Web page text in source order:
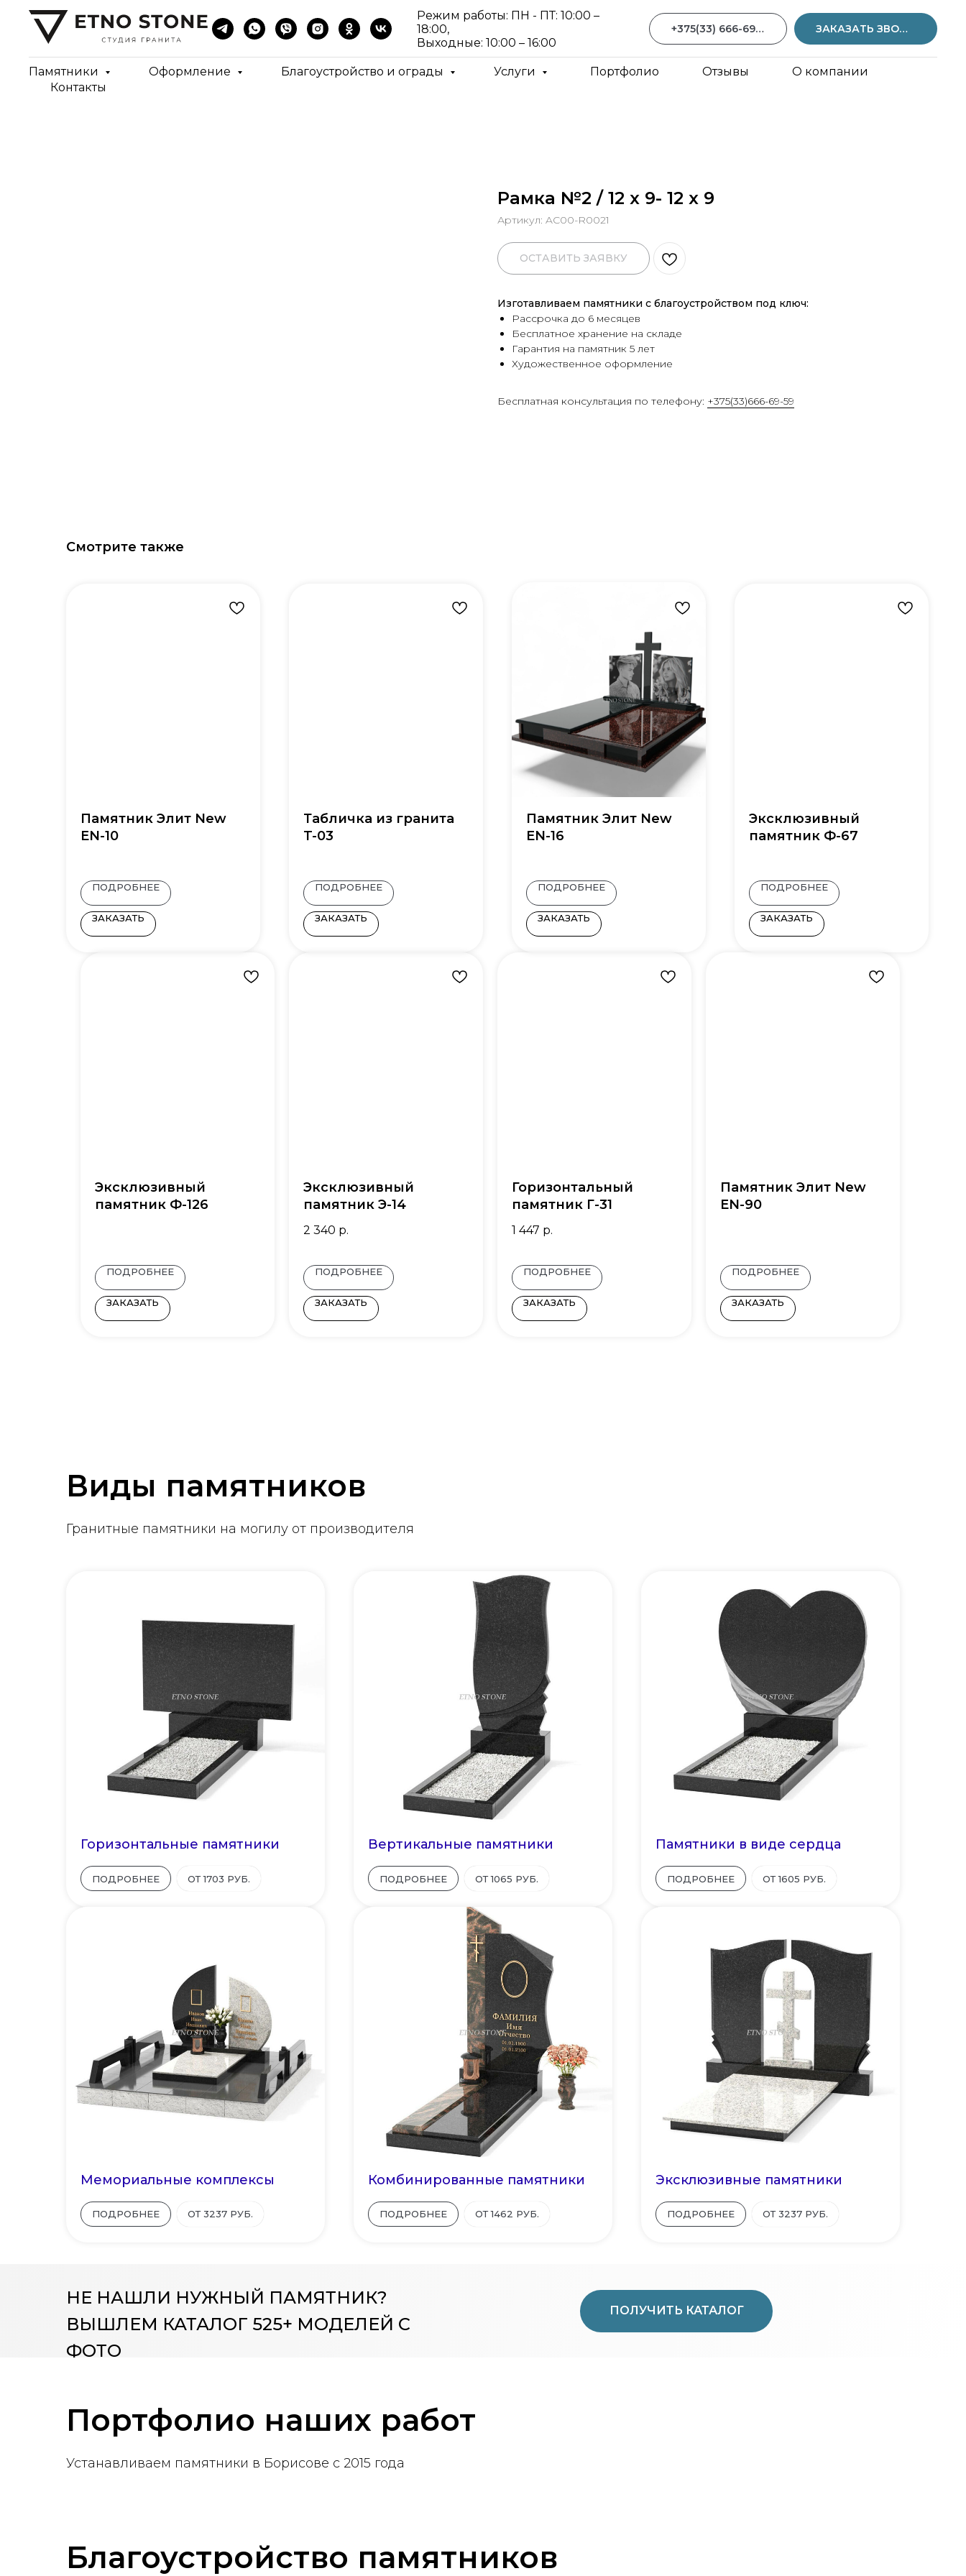
Режим работы: ПН - ПТ: 10:00 –
18:00,
Выходные: 10:00 – 16:00
+375(33) 666-69-59 ЗАКАЗАТЬ ЗВОНОК
Памятники Оформление Благоустройство и ограды Услуги Портфолио Отзывы
О компании
Контакты
Рамка №2 / 12 х 9- 12 х 9
Артикул: AC00-R0021
ОСТАВИТЬ ЗАЯВКУ
Изготавливаем памятники с благоустройством под ключ:
Рассрочка до 6 месяцев
Бесплатное хранение на складе
Гарантия на памятник 5 лет
Художественное оформление
Бесплатная консультация по телефону: +375(33)666-69-59
Смотрите также
Памятник Элит New
EN-10
ПОДРОБНЕЕ
ЗАКАЗАТЬ
Табличка из гранита
T-03
ПОДРОБНЕЕ
ЗАКАЗАТЬ
Памятник Элит New
EN-16
ПОДРОБНЕЕ
ЗАКАЗАТЬ
Эксклюзивный
памятник Ф-67
ПОДРОБНЕЕ
ЗАКАЗАТЬ
Эксклюзивный
памятник Ф-126
ПОДРОБНЕЕ
ЗАКАЗАТЬ
Эксклюзивный
памятник Э-14
2 340 р.
ПОДРОБНЕЕ
ЗАКАЗАТЬ
Горизонтальный
памятник Г-31
1 447 р.
ПОДРОБНЕЕ
ЗАКАЗАТЬ
Памятник Элит New
EN-90
ПОДРОБНЕЕ
ЗАКАЗАТЬ
Виды памятников
Гранитные памятники на могилу от производителя
Горизонтальные памятники
ПОДРОБНЕЕ ОТ 1703 РУБ.
Вертикальные памятники
ПОДРОБНЕЕ ОТ 1065 РУБ.
Памятники в виде сердца
ПОДРОБНЕЕ ОТ 1605 РУБ.
Мемориальные комплексы
ПОДРОБНЕЕ ОТ 3237 РУБ.
Комбинированные памятники
ПОДРОБНЕЕ ОТ 1462 РУБ.
Эксклюзивные памятники
ПОДРОБНЕЕ ОТ 3237 РУБ.
ПОЛУЧИТЬ КАТАЛОГ
НЕ НАШЛИ НУЖНЫЙ ПАМЯТНИК?
ВЫШЛЕМ КАТАЛОГ 525+ МОДЕЛЕЙ С
ФОТО
Портфолио наших работ
Устанавливаем памятники в Борисове с 2015 года
Благоустройство памятников